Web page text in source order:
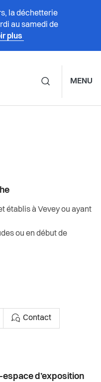
la déchetterie
au samedi de
plus
MENU
établis à Vevey ou ayant
ou en début de
Contact
espace d’exposition